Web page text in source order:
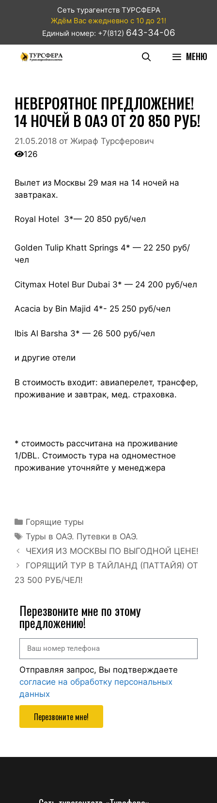
Сеть турагентств ТУРСФЕРА
Ждём Вас ежедневно с 10 до 21!
Единый номер: +7(812) 643-34-06
МЕНЮ
НЕВЕРОЯТНОЕ ПРЕДЛОЖЕНИЕ!
14 НОЧЕЙ В ОАЭ ОТ 20 850 РУБ!
21.05.2018 от Жираф Турсферович
126
Вылет из Москвы 29 мая на 14 ночей на
завтраках.
Royal Hotel 3*— 20 850 руб/чел
Golden Tulip Khatt Springs 4* — 22 250 руб/
чел
Citymax Hotel Bur Dubai 3* — 24 200 руб/чел
Acacia by Bin Majid 4*- 25 250 руб/чел
Ibis Al Barsha 3* — 26 500 руб/чел
и другие отели
В стоимость входит: авиаперелет, трансфер,
проживание и завтрак, мед. страховка.
* стоимость рассчитана на проживание
1/DBL. Стоимость тура на одноместное
проживание уточняйте у менеджера
Горящие туры
Туры в ОАЭ. Путевки в ОАЭ.
ЧЕХИЯ ИЗ МОСКВЫ ПО ВЫГОДНОЙ ЦЕНЕ!
ГОРЯЩИЙ ТУР В ТАЙЛАНД (ПАТТАЙЯ) ОТ
23 500 РУБ/ЧЕЛ!
Перезвоните мне по этому
предложению!
Отправляя запрос, Вы подтверждаете
согласие на обработку персональных
данных
Перезвоните мне!